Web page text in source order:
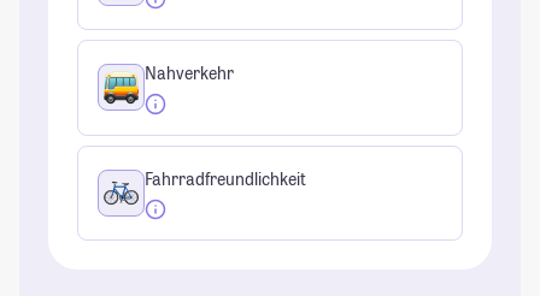
Nahverkehr
Fahrradfreundlichkeit